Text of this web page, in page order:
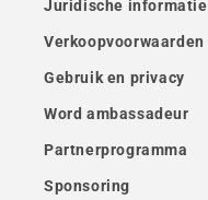
Juridische informatie
Verkoopvoorwaarden
Gebruik en privacy
Word ambassadeur
Partnerprogramma
Sponsoring